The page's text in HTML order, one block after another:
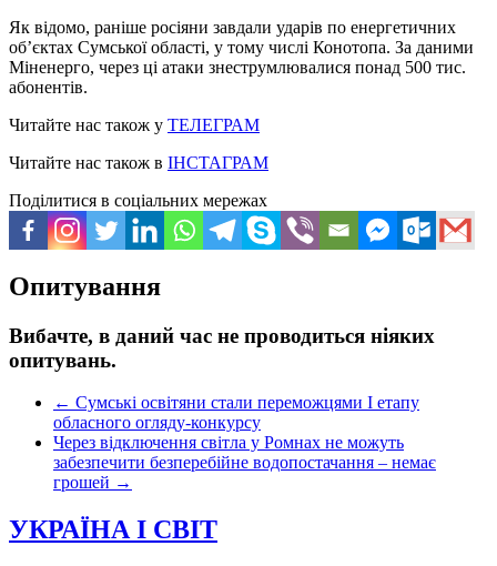
Як відомо, раніше росіяни завдали ударів по енергетичних
об’єктах Сумської області, у тому числі Конотопа. За даними
Міненерго, через ці атаки знеструмлювалися понад 500 тис.
абонентів.
Читайте нас також у ТЕЛЕГРАМ
Читайте нас також в ІНСТАГРАМ
Поділитися в соціальних мережах
Опитування
Вибачте, в даний час не проводиться ніяких
опитувань.
← Сумські освітяни стали переможцями І етапу
обласного огляду-конкурсу
Через відключення світла у Ромнах не можуть
забезпечити безперебійне водопостачання – немає
грошей →
УКРАЇНА І СВІТ